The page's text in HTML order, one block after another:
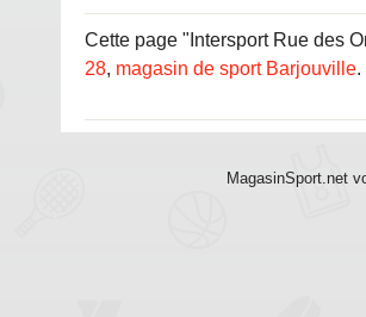
Cette page "Intersport Rue des
28, magasin de sport Barjouville.
MagasinSport.net